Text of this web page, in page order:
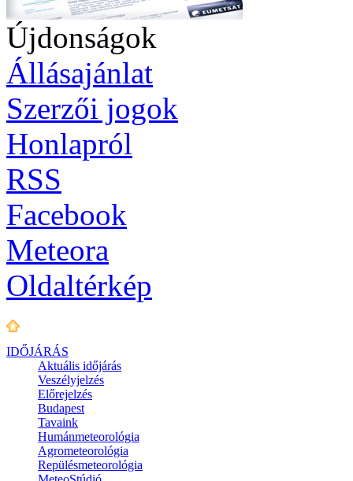
Újdonságok
Állásajánlat
Szerzői jogok
Honlapról
RSS
Facebook
Meteora
Oldaltérkép
IDŐJÁRÁS
Aktuális időjárás
Veszélyjelzés
Előrejelzés
Budapest
Tavaink
Humánmeteorológia
Agrometeorológia
Repülésmeteorológia